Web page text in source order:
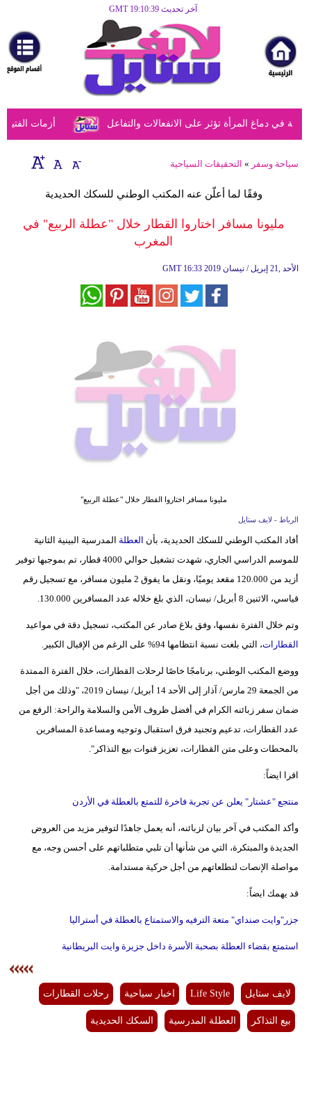
آخر تحديث GMT 19:10:39
مرأة
أزياء
أزياء
إسلاميةأزمات دماغ المرأة تؤثر على الانفعالات والتفاعل
سياحة وسفر » التحقيقات السياحية
وفقًا لما أعلّن عنه المكتب الوطني للسكك الحديدية
مليونا مسافر اختاروا القطار خلال "عطلة الربيع" في
المغرب
GMT 16:33 2019 الأحد ,21 إبريل / نيسان
مليونا مسافر اختاروا القطار خلال "عطلة الربيع"
الرباط - لايف ستايل
أفاد المكتب الوطني للسكك الحديدية، بأن العطلة المدرسية البينية الثانية
للموسم الدراسي الجاري، شهدت تشغيل حوالي 4000 قطار، تم بموجبها توفير
أزيد من 120.000 مقعد يوميًا، ونقل ما يفوق 2 مليون مسافر، مع تسجيل رقم
قياسي، الاثنين 8 أبريل/ نيسان، الذي بلغ خلاله عدد المسافرين 130.000.
وتم خلال الفترة نفسها، وفق بلاغ صادر عن المكتب، تسجيل دقة في مواعيد
القطارات، التي بلغت نسبة انتظامها 94% على الرغم من الإقبال الكبير.
ووضع المكتب الوطني، برنامجًا خاصًا لرحلات القطارات، خلال الفترة الممتدة
من الجمعة 29 مارس/ آذار إلى الأحد 14 أبريل/ نيسان 2019، "وذلك من أجل
ضمان سفر زبائنه الكرام في أفضل ظروف الأمن والسلامة والراحة: الرفع من
عدد القطارات، تدعيم وتجنيد فرق استقبال وتوجيه ومساعدة المسافرين
بالمحطات وعلى متن القطارات، تعزيز قنوات بيع التذاكر".
اقرا ايضاً:
منتجع "عشتار" يعلن عن تجربة فاخرة للتمتع بالعطلة في الأردن
وأكد المكتب في آخر بيان لزبائنه، أنه يعمل جاهدًا لتوفير مزيد من العروض
الجديدة والمبتكرة، التي من شأنها أن تلبي متطلباتهم على أحسن وجه، مع
مواصلة الإنصات لتطلعاتهم من أجل حركية مستدامة.
قد يهمك ايضاً:
جزر"وايت صنداي" متعة الترفيه والاستمتاع بالعطلة في أستراليا
استمتع بقضاء العطلة بصحبة الأسرة داخل جزيرة وايت البريطانية
لايف ستايل Life Style اخبار سياحية رحلات القطارات
بيع التذاكر العطلة المدرسية السكك الحديدية